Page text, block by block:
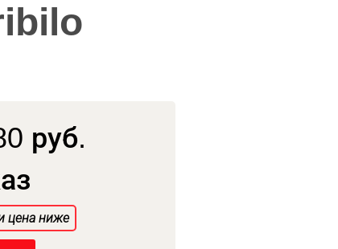
руб.
цена ниже